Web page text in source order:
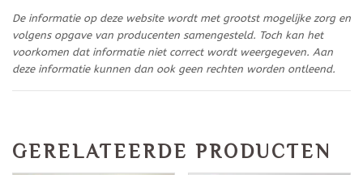
De informatie op deze website wordt met grootst mogelijke zorg en
volgens opgave van producenten samengesteld. Toch kan het
voorkomen dat informatie niet correct wordt weergegeven. Aan
deze informatie kunnen dan ook geen rechten worden ontleend.
GERELATEERDE PRODUCTEN